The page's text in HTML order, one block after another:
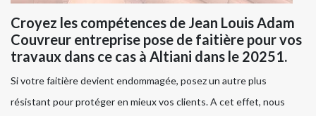
Croyez les compétences de Jean Louis Adam
Couvreur entreprise pose de faitière pour vos
travaux dans ce cas à Altiani dans le 20251.
Si votre faitière devient endommagée, posez un autre plus
résistant pour protéger en mieux vos clients. A cet effet, nous